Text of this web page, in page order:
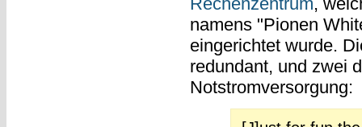
namens "Pionen
eingerichtet wurde.
redundant, und zwei
Notstromversorgung: